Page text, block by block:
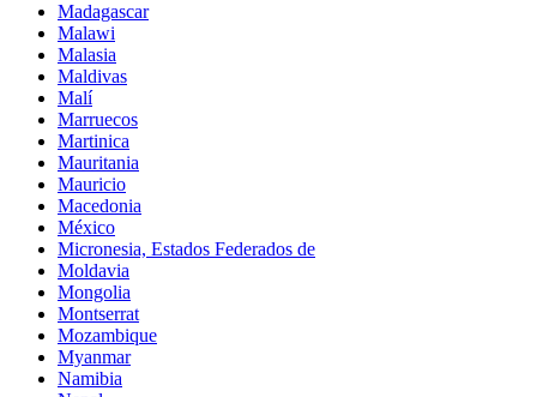
Madagascar
Malawi
Malasia
Maldivas
Malí
Marruecos
Martinica
Mauritania
Mauricio
Macedonia
México
Micronesia, Estados Federados de
Moldavia
Mongolia
Montserrat
Mozambique
Myanmar
Namibia